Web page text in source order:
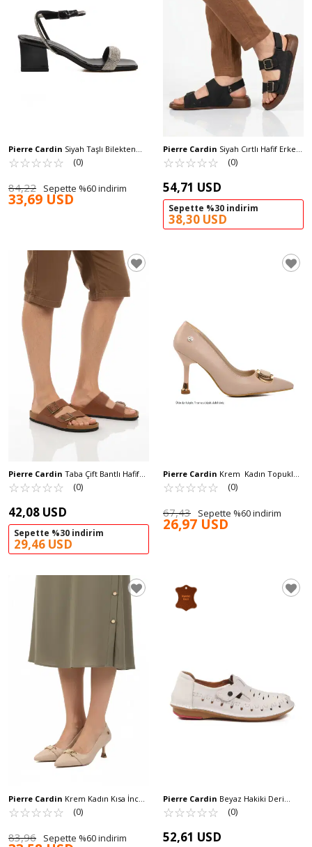
Pierre Cardin Siyah Taşlı Bilekten
Bantlı Kadın Abiye Ayakkabı PC-54670
Z
☆☆☆☆☆
★★★★★ (0)
84,22 Sepette %60 indirim
33,69 USD
Pierre Cardin Siyah Cırtlı Hafif Erkek
Sandalet PC-7924 M
☆☆☆☆☆
★★★★★ (0)
54,71 USD
Sepette %30 indirim
38,30 USD
Pierre Cardin Taba Çift Bantlı Hafif
Günlük Erkek Terlik PC-7543 M
☆☆☆☆☆
★★★★★ (0)
42,08 USD
Sepette %30 indirim
29,46 USD
Pierre Cardin Krem Kadın Topuklu
Ayakkabı PC-54021 Z
☆☆☆☆☆
★★★★★ (0)
67,43 Sepette %60 indirim
26,97 USD
Pierre Cardin Krem Kadın Kısa İnce
Topuklu Ayakkabı PC-55015 Z
☆☆☆☆☆
★★★★★ (0)
83,96 Sepette %60 indirim
Pierre Cardin Beyaz Hakiki Deri
Kadın Günlük Ayakkabı PC-54559 Z
☆☆☆☆☆
★★★★★ (0)
52,61 USD